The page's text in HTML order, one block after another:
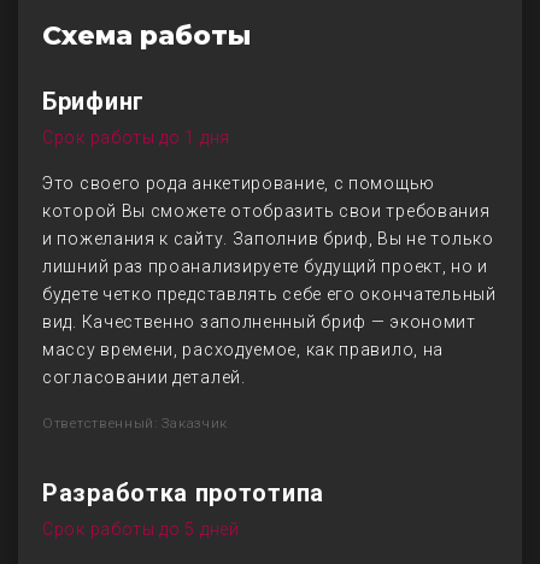
Схема работы
Брифинг
Срок работы до 1 дня
Это своего рода анкетирование, с помощью
которой Вы сможете отобразить свои требования
и пожелания к сайту. Заполнив бриф, Вы не только
лишний раз проанализируете будущий проект, но и
будете четко представлять себе его окончательный
вид. Качественно заполненный бриф — экономит
массу времени, расходуемое, как правило, на
согласовании деталей.
Ответственный: Заказчик
Разработка прототипа
Срок работы до 5 дней